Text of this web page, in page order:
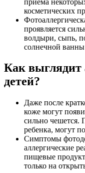
косметических
проявляется
волдыри, сыпь,
солнечной ванны
Как выглядит
детей?
Даже после
коже могут
сильно чешется.
ребенка, могут
Симптомы
аллергические
пищевые
только на